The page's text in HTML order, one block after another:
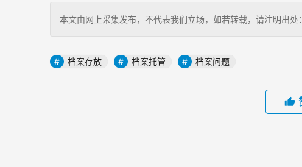
本文由网上采集发布，不代表我们立场，如若转载，请注明出
档案存放 档案托管 档案问题